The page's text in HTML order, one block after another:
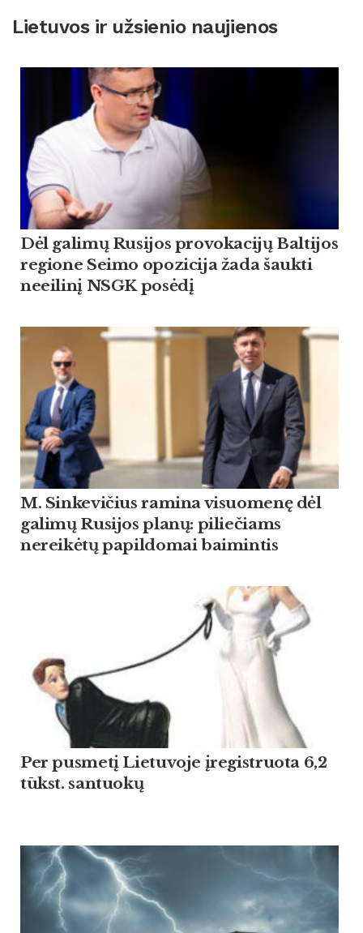
Lietuvos ir užsienio naujienos
Dėl galimų Rusijos provokacijų Baltijos
regione Seimo opozicija žada šaukti
neeilinį NSGK posėdį
M. Sinkevičius ramina visuomenę dėl
galimų Rusijos planų: piliečiams
nereikėtų papildomai baimintis
Per pusmetį Lietuvoje įregistruota 6,2
tūkst. santuokų